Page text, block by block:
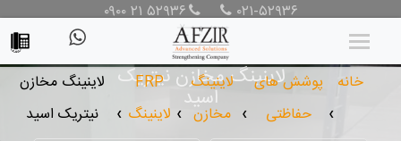
۰۲۱-۵۲۹۳۶ ۰۹۰۰ ۲۱ ۵۲۹۳۶
خانه
❯
پوشش های
حفاظتی
❯
لاینینگ
مخازن
❯
FRP
لاینینگ
❯
لاینینگ مخازن
نیتریک اسید
لاینینگ مخازن نیتریک
اسید